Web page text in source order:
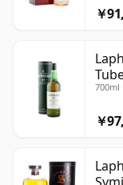
￥
700ml
￥